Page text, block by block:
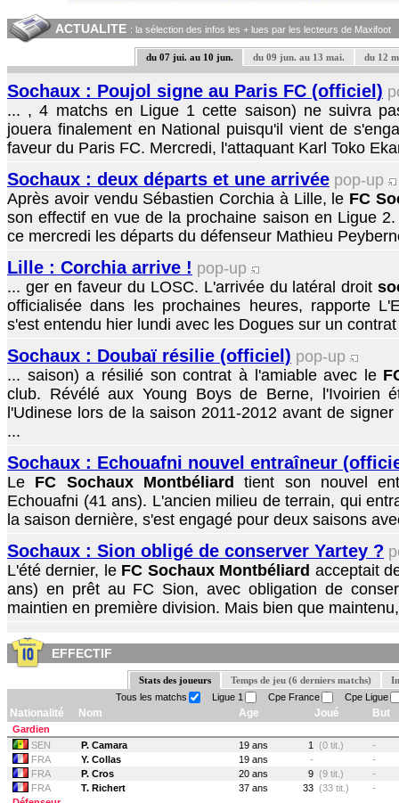
ACTUALITE : la sélection des infos les + lues par les lecteurs de Maxifoot
du 07 jui. au 10 jun. du 09 jun. au 13 mai. du 12
Sochaux : Poujol signe au Paris FC (officiel)
... , 4 matchs en Ligue 1 cette saison) ne suivra
jouera finalement en National puisqu'il vient de
faveur du Paris FC. Mercredi, l'attaquant Karl Toko
Sochaux : deux départs et une arrivée pop-up
Après avoir vendu Sébastien Corchia à Lille, le FC
son effectif en vue de la prochaine saison en Ligue
ce mercredi les départs du défenseur Mathieu
Lille : Corchia arrive ! pop-up
... ger en faveur du LOSC. L'arrivée du latéral droit
officialisée dans les prochaines heures, rapporte
s'est entendu hier lundi avec les Dogues sur un
Sochaux : Doubaï résilie (officiel) pop-up
... saison) a résilié son contrat à l'amiable avec le
club. Révélé aux Young Boys de Berne, l'Ivoirien
l'Udinese lors de la saison 2011-2012 avant de
...
Sochaux : Echouafni nouvel entraîneur
Le FC Sochaux Montbéliard
tient son nouvel
Echouafni (41 ans). L'ancien milieu de terrain, qui
la saison dernière, s'est engagé pour deux saisons
Sochaux : Sion obligé de conserver Yartey ?
L'été dernier, le FC Sochaux Montbéliard acceptait
ans) en prêt au FC Sion, avec obligation de
maintien en première division. Mais bien que
EFFECTIF
Stats des joueurs Temps de jeu (6 derniers matchs)
Tous les matchs
Ligue 1 Cpe France Cpe Ligue
Nationalité Nom Age Joué But
Gardien
SEN
P. Camara 19 ans 1 (0 tit.)
-
FRA
Y. Collas 19 ans -
-
FRA
P. Cros 20 ans 9 (9 tit.)
-
FRA
T. Richert 37 ans 33 (33 tit.)
-